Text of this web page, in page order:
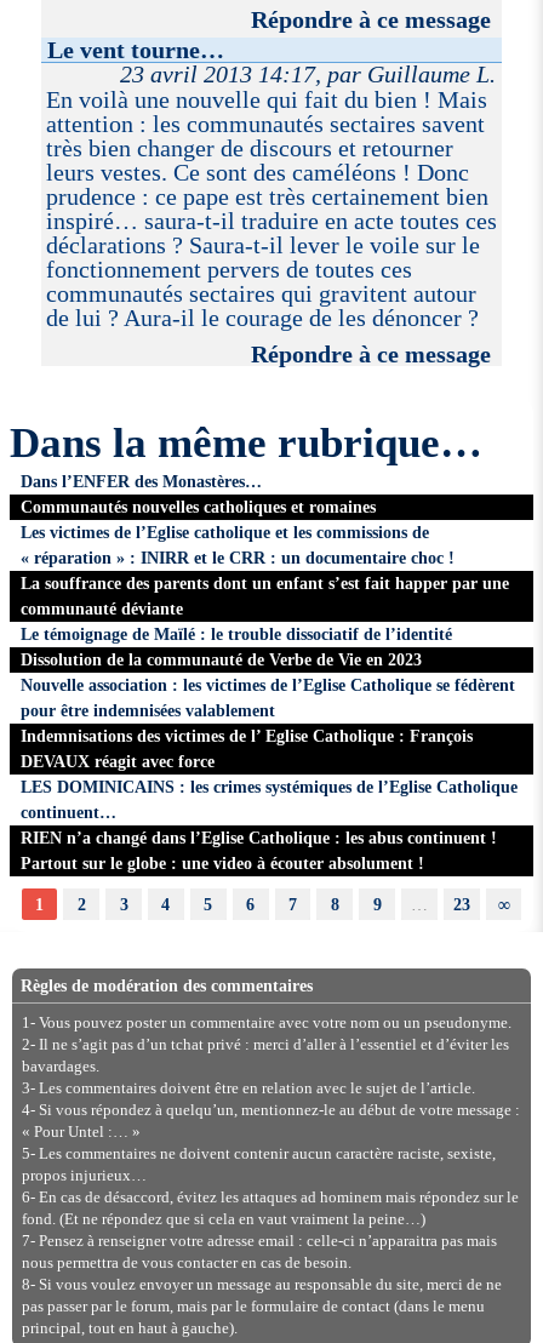
Répondre à ce message
Le vent tourne…
23 avril 2013 14:17, par Guillaume L.
En voilà une nouvelle qui fait du bien ! Mais
attention : les communautés sectaires savent
très bien changer de discours et retourner
leurs vestes. Ce sont des caméléons ! Donc
prudence : ce pape est très certainement bien
inspiré… saura-t-il traduire en acte toutes ces
déclarations ? Saura-t-il lever le voile sur le
fonctionnement pervers de toutes ces
communautés sectaires qui gravitent autour
de lui ? Aura-il le courage de les dénoncer ?
Répondre à ce message
Dans la même rubrique…
Dans l’ENFER des Monastères…
Communautés nouvelles catholiques et romaines
Les victimes de l’Eglise catholique et les commissions de
« réparation » : INIRR et le CRR : un documentaire choc !
La souffrance des parents dont un enfant s’est fait happer par une
communauté déviante
Le témoignage de Maïlé : le trouble dissociatif de l’identité
Dissolution de la communauté de Verbe de Vie en 2023
Nouvelle association : les victimes de l’Eglise Catholique se fédèrent
pour être indemnisées valablement
Indemnisations des victimes de l’ Eglise Catholique : François
DEVAUX réagit avec force
LES DOMINICAINS : les crimes systémiques de l’Eglise Catholique
continuent…
RIEN n’a changé dans l’Eglise Catholique : les abus continuent !
Partout sur le globe : une video à écouter absolument !
1 2 3 4 5 6 7 8 9 … 23 ∞
Règles de modération des commentaires
1- Vous pouvez poster un commentaire avec votre nom ou un pseudonyme.
2- Il ne s’agit pas d’un tchat privé : merci d’aller à l’essentiel et d’éviter les
bavardages.
3- Les commentaires doivent être en relation avec le sujet de l’article.
4- Si vous répondez à quelqu’un, mentionnez-le au début de votre message :
« Pour Untel :… »
5- Les commentaires ne doivent contenir aucun caractère raciste, sexiste,
propos injurieux…
6- En cas de désaccord, évitez les attaques ad hominem mais répondez sur le
fond. (Et ne répondez que si cela en vaut vraiment la peine…)
7- Pensez à renseigner votre adresse email : celle-ci n’apparaitra pas mais
nous permettra de vous contacter en cas de besoin.
8- Si vous voulez envoyer un message au responsable du site, merci de ne
pas passer par le forum, mais par le formulaire de contact (dans le menu
principal, tout en haut à gauche).